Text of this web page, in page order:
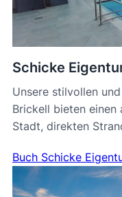
Schicke
Unsere stilvollen
Brickell bieten einen
Stadt, direkten
Buch Schicke